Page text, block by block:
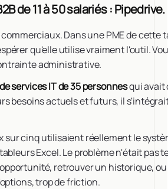
de 11 à 50 salariés : Pipedrive.
Dans une PME de cette
qu'elle utilise vraiment l'outil.
administrative.
services IT de 35 personnesqui avait
besoins actuels et futurs, il
sur cinq utilisaient réellement le
Excel. Le problème n'était pas
retrouver un historique,
trop de friction.